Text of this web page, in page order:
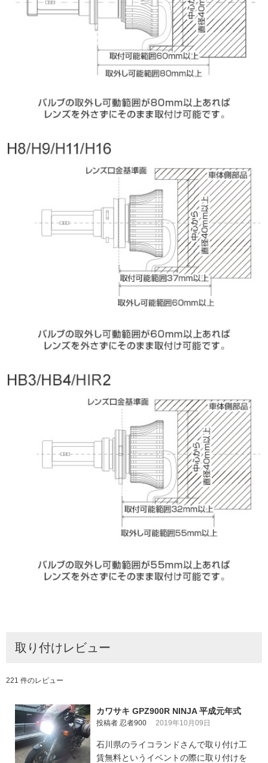
取り付けレビュー
221 件のレビュー
カワサキ GPZ900R NINJA 平成元年式
投稿者 忍者900 2019年10月09日
石川県のライコランドさんで取り付け工
賃無料というイベントの際に取り付けを